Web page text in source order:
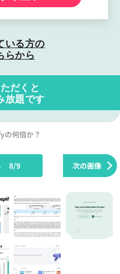
いる方の
らから
だくと
放題です
の何倍か？
次の画像
8/9